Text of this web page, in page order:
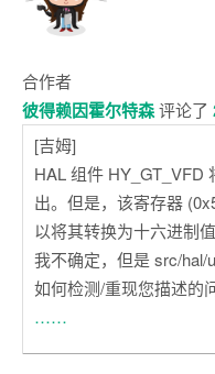
合作者
彼得赖因霍尔特森评论了
[吉姆]
HAL 组件 HY_GT_VFD
出。但是，该寄存器
以将其转换为十六进制
我不确定，但是 src/
如何检测/重现您描述的
……